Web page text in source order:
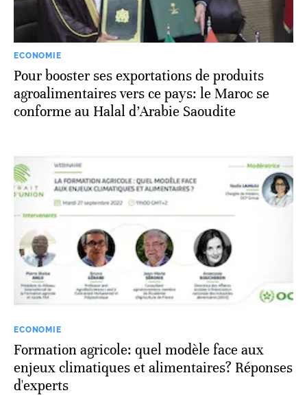
ECONOMIE
Pour booster ses exportations de produits
agroalimentaires vers ce pays: le Maroc se
conforme au Halal d’Arabie Saoudite
ECONOMIE
Formation agricole: quel modèle face aux
enjeux climatiques et alimentaires? Réponses
d'experts